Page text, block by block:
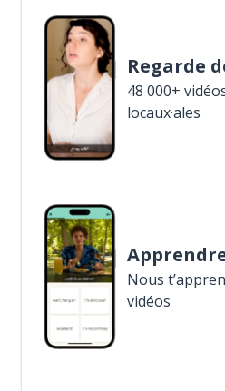
Regarde
48 000+
locaux·ales
Nous
vidéos